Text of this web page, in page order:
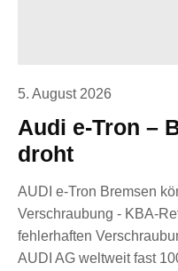
5. August 2026
Audi e-Tron –
droht
AUDI e-Tron Bremsen
Verschraubung - KBA-
fehlerhaften
AUDI AG weltweit fast